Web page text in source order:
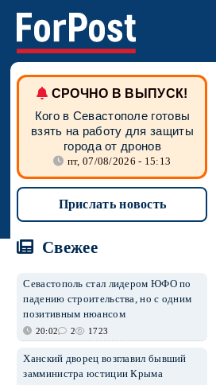
СРОЧНО В ВЫПУСК!
Кого в Севастополе готовы
взять на работу для защиты
города от дронов
пт, 07/08/2026 - 15:13
Прислать новость
Свежее
Севастополь стал лидером ЮФО по
падению строительства, но с одним
позитивным нюансом
20:02 2 1723
Ханский дворец возглавил бывший
замминистра юстиции Крыма